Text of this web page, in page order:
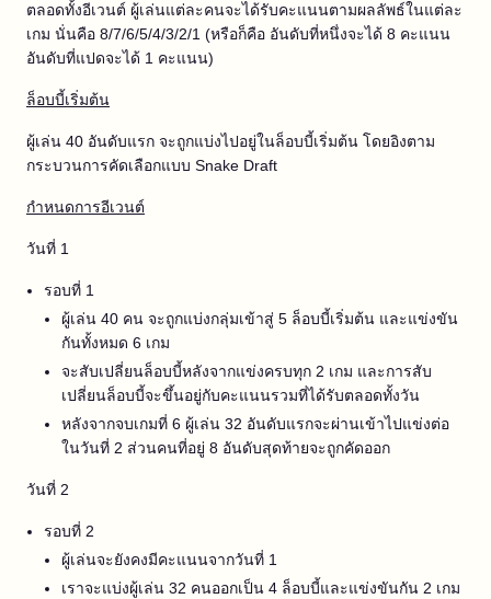
ตลอดทั้งอีเวนต์ ผู้เล่นแต่ละคนจะได้รับคะแนนตามผลลัพธ์ในแต่ละ
เกม นั่นคือ 8/7/6/5/4/3/2/1 (หรือก็คือ อันดับที่หนึ่งจะได้ 8 คะแนน
อันดับที่แปดจะได้ 1 คะแนน)
ล็อบบี้เริ่มต้น
ผู้เล่น 40 อันดับแรก จะถูกแบ่งไปอยู่ในล็อบบี้เริ่มต้น โดยอิงตาม
กระบวนการคัดเลือกแบบ Snake Draft
กำหนดการอีเวนต์
วันที่ 1
รอบที่ 1
ผู้เล่น 40 คน จะถูกแบ่งกลุ่มเข้าสู่ 5 ล็อบบี้เริ่มต้น และแข่งขัน
กันทั้งหมด 6 เกม
จะสับเปลี่ยนล็อบบี้หลังจากแข่งครบทุก 2 เกม และการสับ
เปลี่ยนล็อบบี้จะขึ้นอยู่กับคะแนนรวมที่ได้รับตลอดทั้งวัน
หลังจากจบเกมที่ 6 ผู้เล่น 32 อันดับแรกจะผ่านเข้าไปแข่งต่อ
ในวันที่ 2 ส่วนคนที่อยู่ 8 อันดับสุดท้ายจะถูกคัดออก
วันที่ 2
รอบที่ 2
ผู้เล่นจะยังคงมีคะแนนจากวันที่ 1
เราจะแบ่งผู้เล่น 32 คนออกเป็น 4 ล็อบบี้และแข่งขันกัน 2 เกม